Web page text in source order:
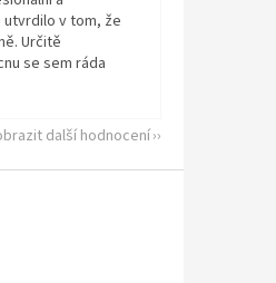
v tom, že
Určitě
se sem ráda
další hodnocení